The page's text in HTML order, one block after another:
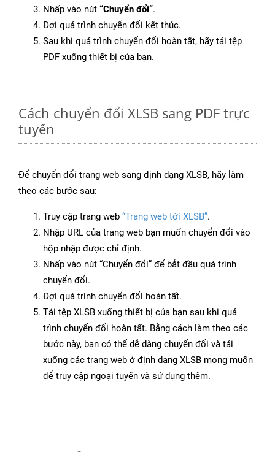
Nhấp vào nút “Chuyển đổi”.
Đợi quá trình chuyển đổi kết thúc.
Sau khi quá trình chuyển đổi hoàn tất, hãy tải tệp
PDF xuống thiết bị của bạn.
Cách chuyển đổi XLSB sang PDF trực
tuyến
Để chuyển đổi trang web sang định dạng XLSB, hãy làm
theo các bước sau:
Truy cập trang web “Trang web tới XLSB”.
Nhập URL của trang web bạn muốn chuyển đổi vào
hộp nhập được chỉ định.
Nhấp vào nút “Chuyển đổi” để bắt đầu quá trình
chuyển đổi.
Đợi quá trình chuyển đổi hoàn tất.
Tải tệp XLSB xuống thiết bị của bạn sau khi quá
trình chuyển đổi hoàn tất. Bằng cách làm theo các
bước này, bạn có thể dễ dàng chuyển đổi và tải
xuống các trang web ở định dạng XLSB mong muốn
để truy cập ngoại tuyến và sử dụng thêm.